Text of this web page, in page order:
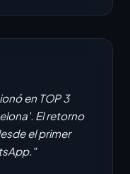
en TOP 3
El retorno
el primer